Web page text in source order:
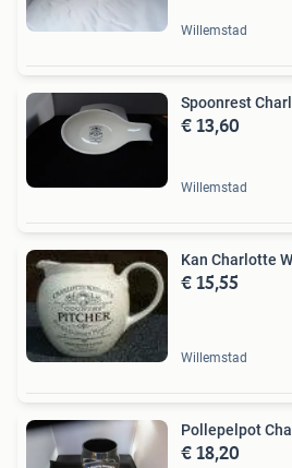
Willemstad
Spoonrest
€ 13,60
Willemstad
Kan Charlotte
€ 15,55
Willemstad
Pollepelpot
€ 18,20